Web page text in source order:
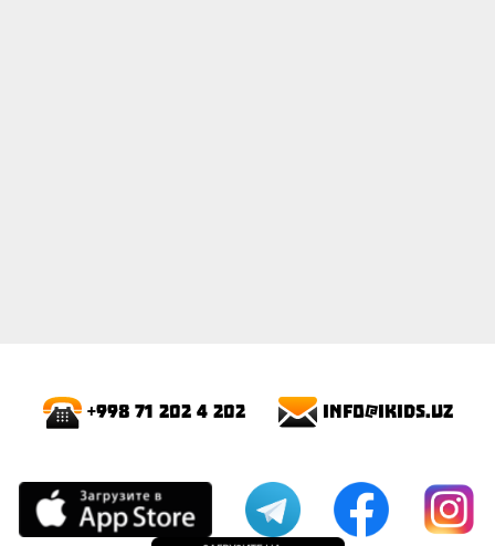
+998 71 202 4 202 info@ikids.uz